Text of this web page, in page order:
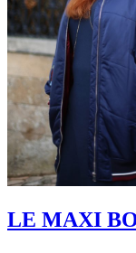
LE MAXI